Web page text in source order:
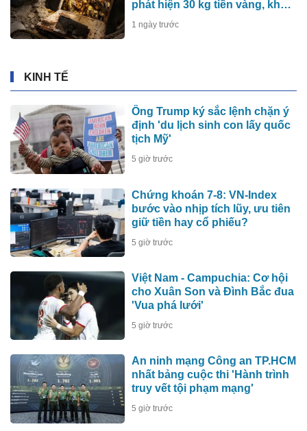
phát hiện 30 kg tiền vàng, khu
vực lập tức bị phong tỏa
1 ngày trước
KINH TẾ
Ông Trump ký sắc lệnh chặn ý
định 'du lịch sinh con lấy quốc
tịch Mỹ'
5 giờ trước
Chứng khoán 7-8: VN-Index
bước vào nhịp tích lũy, ưu tiên
giữ tiền hay cổ phiếu?
5 giờ trước
Việt Nam - Campuchia: Cơ hội
cho Xuân Son và Đình Bắc đua
'Vua phá lưới'
5 giờ trước
An ninh mạng Công an TP.HCM
nhất bảng cuộc thi 'Hành trình
truy vết tội phạm mạng'
5 giờ trước